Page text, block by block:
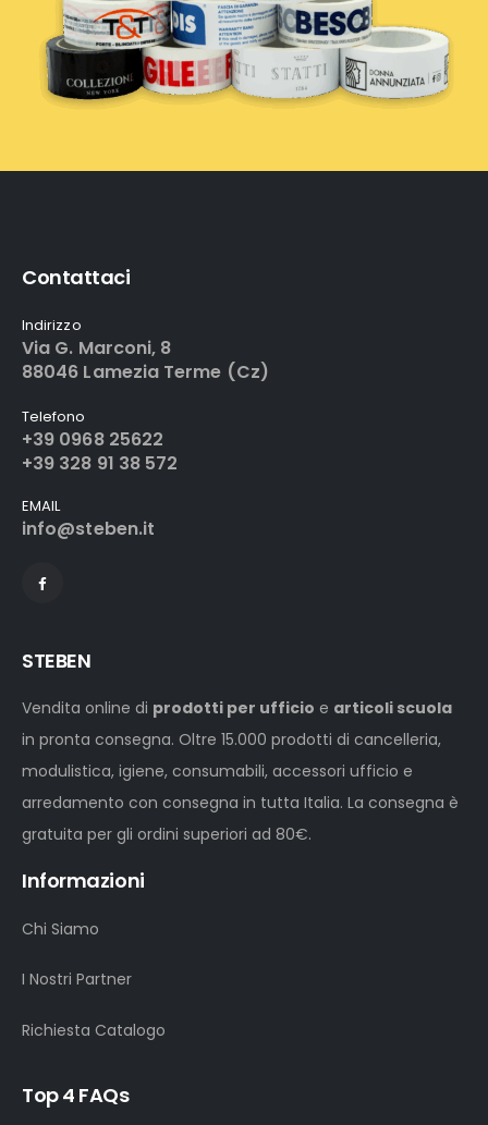
Contattaci
Indirizzo
Via G. Marconi, 8
88046 Lamezia Terme (Cz)
Telefono
+39 0968 25622
+39 328 91 38 572
EMAIL
info@steben.it
STEBEN
Vendita online di prodotti per ufficio e articoli scuola
in pronta consegna. Oltre 15.000 prodotti di cancelleria,
modulistica, igiene, consumabili, accessori ufficio e
arredamento con consegna in tutta Italia. La consegna è
gratuita per gli ordini superiori ad 80€.
Informazioni
Chi Siamo
I Nostri Partner
Richiesta Catalogo
Top 4 FAQs